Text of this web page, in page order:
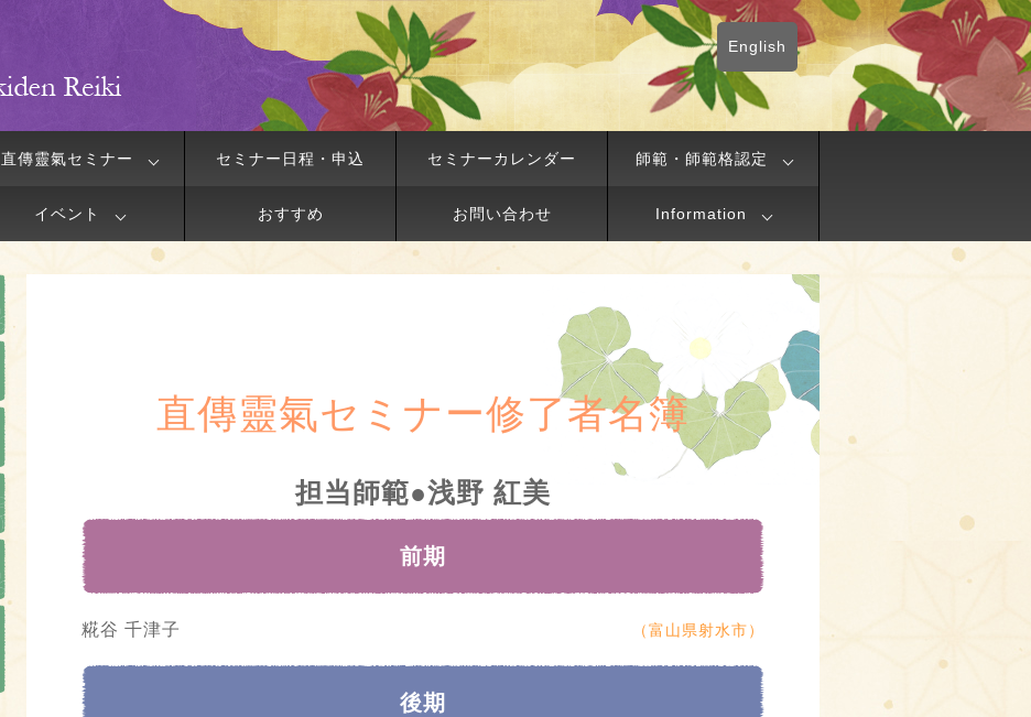
English
直傳靈氣セミナー セミナー日程・申込 セミナーカレンダー 師範・師範格認定
イベント おすすめ お問い合わせ Information
直傳靈氣セミナー修了者名簿
担当師範●浅野 紅美
前期
糀谷 千津子 （富山県射水市）
後期